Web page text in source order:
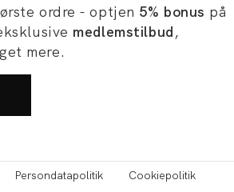
ordre - optjen 5% bonus på
medlemstilbud,
mere.
Persondatapolitik Cookiepolitik